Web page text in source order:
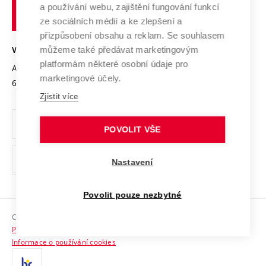
Transfer znalostí
Open Science
Projekty
Projekty ze strukturálních fondů
Specifický výzkum
Mezinárodní dohody
Univerzitní sítě
Podnikavá univerzita / ContriBUTe
Bezpečná univerzita
Vyznamenání
Organizační struktura
Ochrana osobních údajů
odkaz)
Sociální bezpečí
HR Award
technické
Brně
VYSOKÉ UČENÍ TECHNICKÉ V BRNĚ
Antonínská 548/1
602 00 Brno
www.vut.cz
vut@vutbr.cz
Copyright © 2026 VUT
Prohlášení o přístupnosti
Informace o používání cookies
a používání webu, zajištění fungování funkcí
ze sociálních médií a ke zlepšení a
přizpůsobení obsahu a reklam. Se souhlasem
můžeme také předávat marketingovým
platformám některé osobní údaje pro
marketingové účely.
Zjistit více
POVOLIT VŠE
Nastavení
Povolit pouze nezbytné